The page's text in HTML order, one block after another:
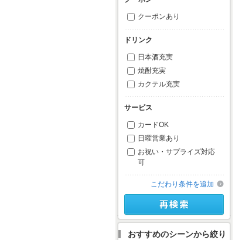
クーポンあり
ドリンク
日本酒充実
焼酎充実
カクテル充実
サービス
カードOK
日曜営業あり
お祝い・サプライズ対応
可
こだわり条件を追加
おすすめのシーンから絞り